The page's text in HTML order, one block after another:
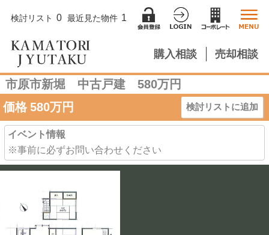
検討リスト 0 最近見た物件 1
購入相談 売却相談
市原市新堀 中古戸建 580万円
価格 580万円 検討リストに追加
イベント情報
※事前に必ずお問い合わせください